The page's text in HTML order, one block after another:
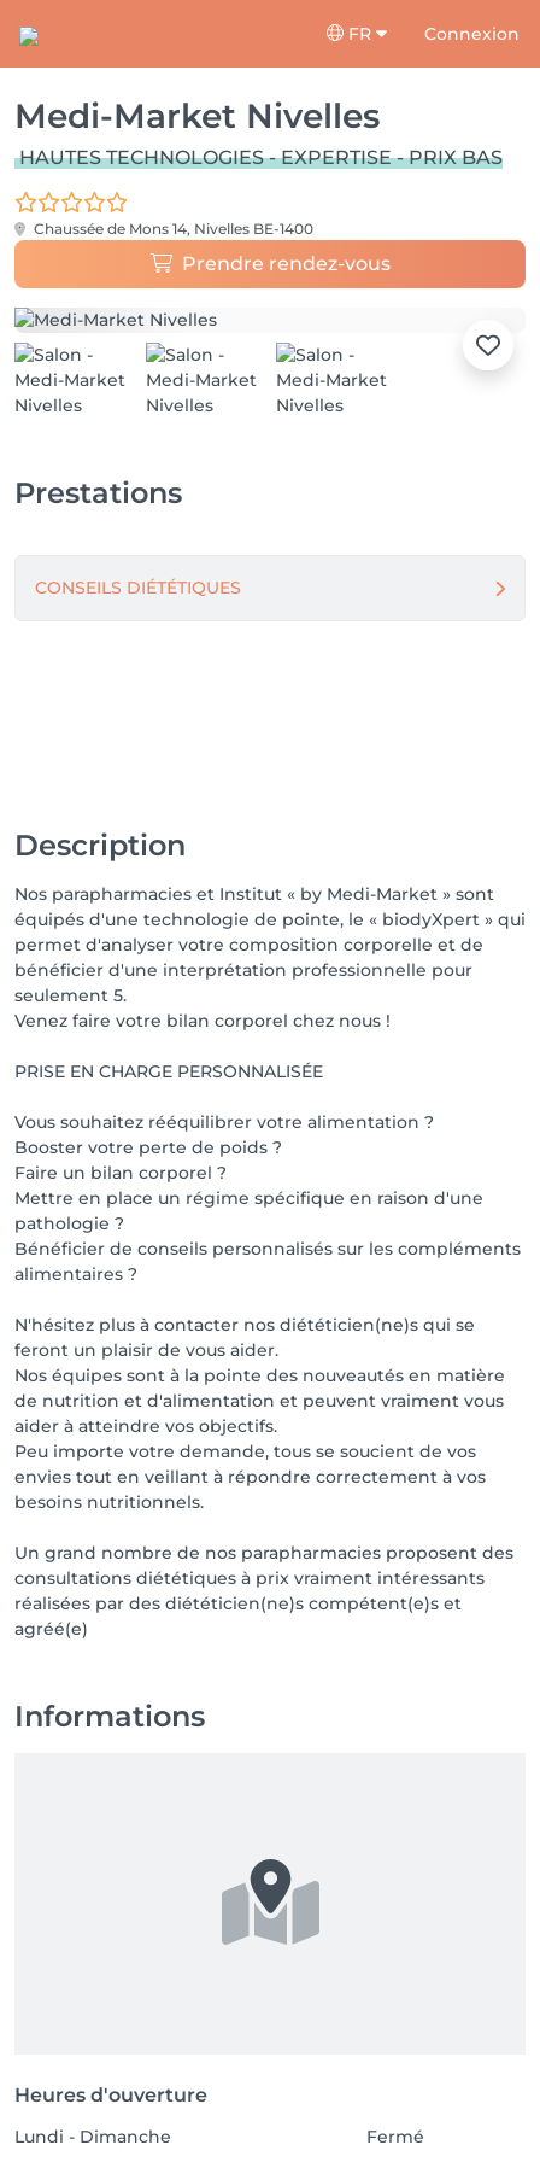
FR Connexion
Medi-Market Nivelles
HAUTES TECHNOLOGIES - EXPERTISE - PRIX BAS
Chaussée de Mons 14, Nivelles BE-1400
Prendre rendez-vous
Prestations
CONSEILS DIÉTÉTIQUES
Description
Nos parapharmacies et Institut « by Medi-Market » sont
équipés d'une technologie de pointe, le « biodyXpert » qui
permet d'analyser votre composition corporelle et de
bénéficier d'une interprétation professionnelle pour
seulement 5.
Venez faire votre bilan corporel chez nous !
PRISE EN CHARGE PERSONNALISÉE
Vous souhaitez rééquilibrer votre alimentation ?
Booster votre perte de poids ?
Faire un bilan corporel ?
Mettre en place un régime spécifique en raison d'une
pathologie ?
Bénéficier de conseils personnalisés sur les compléments
alimentaires ?
N'hésitez plus à contacter nos diététicien(ne)s qui se
feront un plaisir de vous aider.
Nos équipes sont à la pointe des nouveautés en matière
de nutrition et d'alimentation et peuvent vraiment vous
aider à atteindre vos objectifs.
Peu importe votre demande, tous se soucient de vos
envies tout en veillant à répondre correctement à vos
besoins nutritionnels.
Un grand nombre de nos parapharmacies proposent des
consultations diététiques à prix vraiment intéressants
réalisées par des diététicien(ne)s compétent(e)s et
agréé(e)
Informations
Heures d'ouverture
Lundi - Dimanche Fermé